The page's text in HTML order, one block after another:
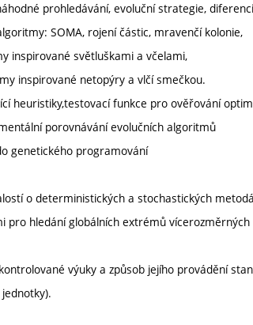
prohledávání, evoluční strategie,
SOMA, rojení částic, mravenčí kolonie,
inspirované světluškami a včelami,
inspirované netopýry a vlčí smečkou.
heuristiky,testovací funkce pro ověřování
porovnávání evolučních algoritmů
genetického programování
o deterministických a stochastických
pro hledání globálních extrémů
výuky a způsob jejího provádění